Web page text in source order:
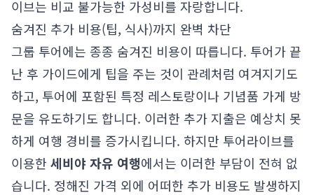
이브는 비교 불가능한 가성비를 자랑합니다.
숨겨진 추가 비용(팁, 식사)까지 완벽 차단
그룹 투어에는 종종 숨겨진 비용이 따릅니다. 투어가 끝
난 후 가이드에게 팁을 주는 것이 관례처럼 여겨지기도
하고, 투어에 포함된 특정 레스토랑이나 기념품 가게 방
문을 유도하기도 합니다. 이러한 추가 지출은 예상치 못
하게 여행 경비를 증가시킵니다. 하지만 투어라이브를
이용한 세비야 자유 여행에서는 이러한 부담이 전혀 없
습니다. 정해진 가격 외에 어떠한 추가 비용도 발생하지